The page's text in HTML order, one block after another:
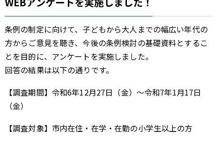
条例の制定に向けて、子どもから大人までの幅広い年代の
方からご意見を聴き、今後の条例検討の基礎資料とするこ
とを目的に、アンケートを実施しました。
回答の結果は以下の通りです。
【調査期間】令和6年12月27日（金）～令和7年1月17日
（金）
【調査対象】市内在住・在学・在勤の小学生以上の方